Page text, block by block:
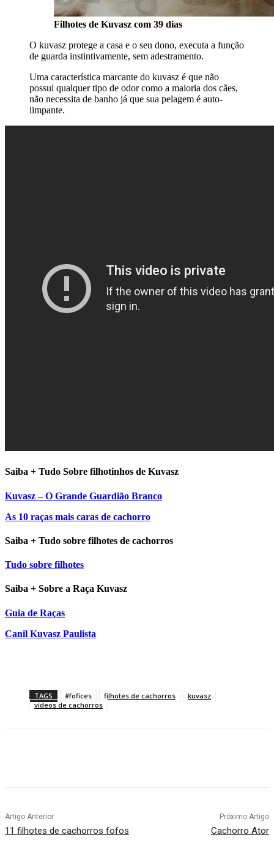
Filhotes de Kuvasz com 39 dias
O kuvasz protege a casa e o seu dono, executa a função
de guarda instintivamente, sem adestramento.
Uma característica marcante do kuvasz é que não
possui qualquer tipo de odor como a maioria dos cães,
não necessita de banho já que sua pelagem é auto-
limpante.
Saiba + Tudo Sobre filhotinhos de Kuvasz
Kuvasz – O Grande Guardião Branco
As 10 raças mais caras de cachorro
Saiba + Tudo sobre filhotes de cachorros
Tudo sobre filhotes
Saiba + Sobre a Raça Kuvasz
Guia de Raças
Canil Kuvasz Paulista
TAGS #fofices filhotes de cachorros
kuvasz
vídeos de cachorros
Artigo Anterior
11 filhotes de cachorros fofos
Próximo Artigo
Cachorro Ator